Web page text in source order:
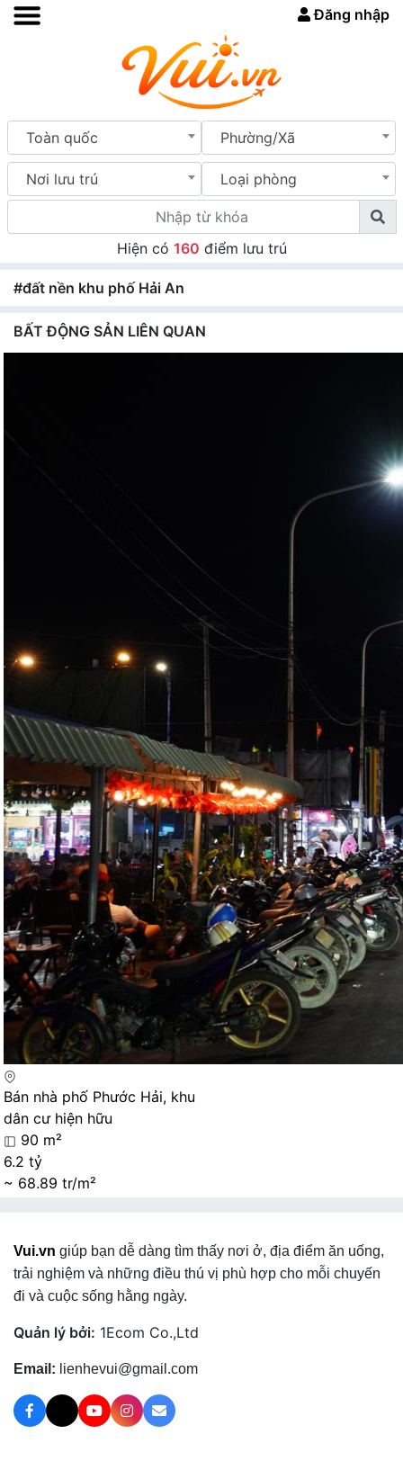
Đăng nhập
Toàn quốc Phường/Xã
Nơi lưu trú Loại phòng
Hiện có 160 điểm lưu trú
#đất nền khu phố Hải An
BẤT ĐỘNG SẢN LIÊN QUAN
Bán nhà phố Phước Hải, khu
dân cư hiện hữu
90 m²
6.2 tỷ
~ 68.89 tr/m²
Vui.vn giúp bạn dễ dàng tìm thấy nơi ở, địa điểm ăn uống,
trải nghiệm và những điều thú vị phù hợp cho mỗi chuyến
đi và cuộc sống hằng ngày.
Quản lý bởi: 1Ecom Co.,Ltd
Email: lienhevui@gmail.com